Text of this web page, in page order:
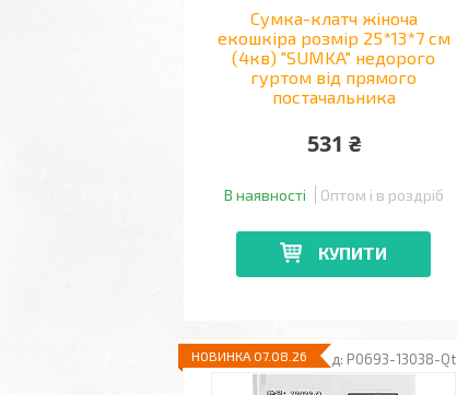
Сумка-клатч жіноча
екошкіра розмір 25*13*7 см
(4кв) "SUMKA" недорого
гуртом від прямого
постачальника
531 ₴
В наявності Оптом і в роздріб
КУПИТИ
P0693-13038-Qt
НОВИНКА 07.08.26